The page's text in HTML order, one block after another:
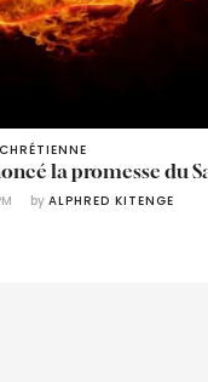
la promesse du
by ALPHRED KITENGE